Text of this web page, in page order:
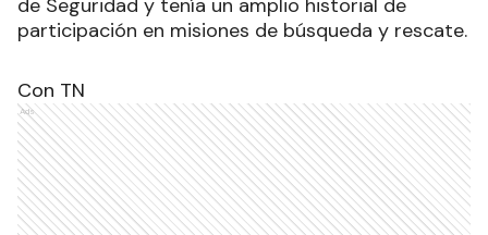
participación en misiones de búsqueda y rescate.
Con TN
Ads